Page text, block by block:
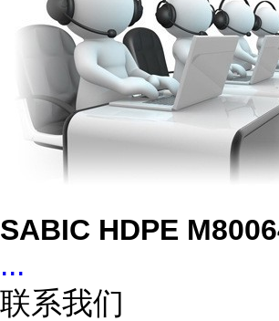
SABIC HDPE
...
联系我们